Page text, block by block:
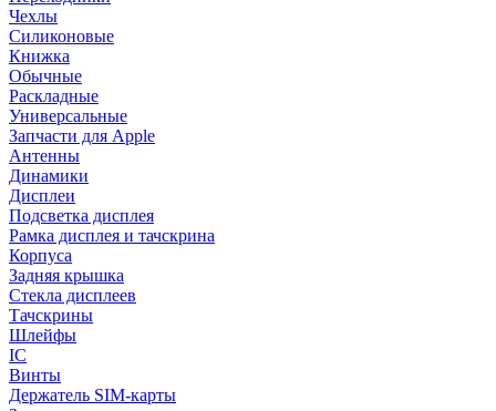
Чехлы
Силиконовые
Книжка
Обычные
Раскладные
Универсальные
Запчасти для Apple
Антенны
Динамики
Дисплеи
Подсветка дисплея
Рамка дисплея и тачскрина
Корпуса
Задняя крышка
Стекла дисплеев
Тачскрины
Шлейфы
IC
Винты
Держатель SIM-карты